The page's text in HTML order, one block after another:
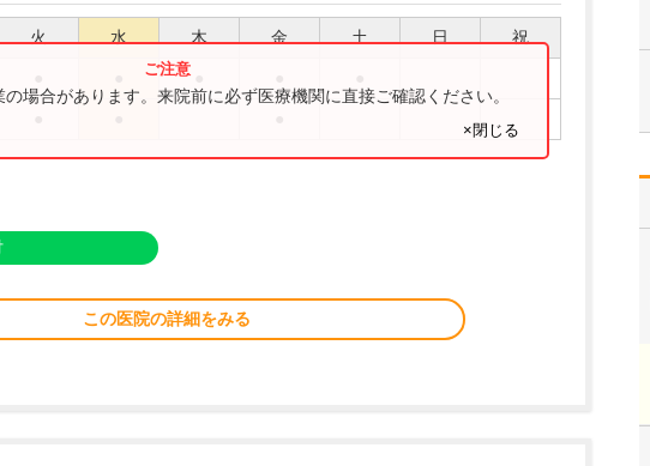
火 水 木 金 土 日 祝
場合があります。来院前に必ず医療機関に直接ご確認ください。
×閉じる
この医院の詳細をみる